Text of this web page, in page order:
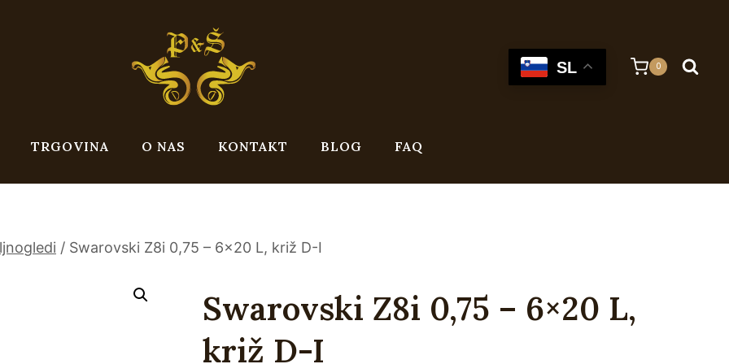
SL 0
TRGOVINA O NAS KONTAKT BLOG FAQ
/ Swarovski Z8i 0,75 – 6×20 L, križ D-I
Swarovski Z8i 0,75 – 6×20 L,
križ D-I